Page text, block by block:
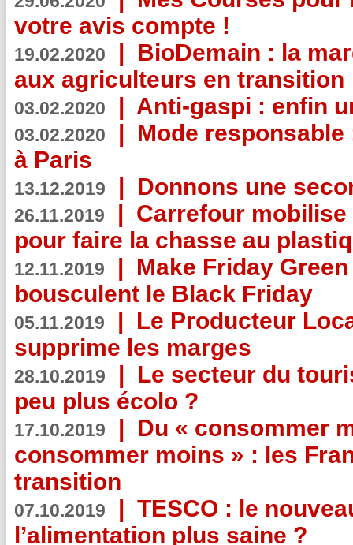
votre avis compte !
19.02.2020 | BioDemain : la
aux agriculteurs en transition
03.02.2020 | Anti-gaspi : enfin
03.02.2020 | Mode
à Paris
13.12.2019 | Donnons une
26.11.2019 | Carrefour
pour faire la chasse au
12.11.2019 | Make Friday
bousculent le Black Friday
05.11.2019 | Le Producteur
supprime les marges
28.10.2019 | Le secteur du
peu plus écolo ?
17.10.2019 | Du « consommer
consommer moins » : les
transition
07.10.2019 | TESCO : le
l’alimentation plus saine ?